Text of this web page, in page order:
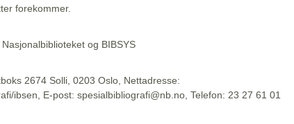
forekommer.
og BIBSYS
2674 Solli, 0203 Oslo, Nettadresse:
ibsen, E-post: spesialbibliografi@nb.no, Telefon: 23 27 61 01